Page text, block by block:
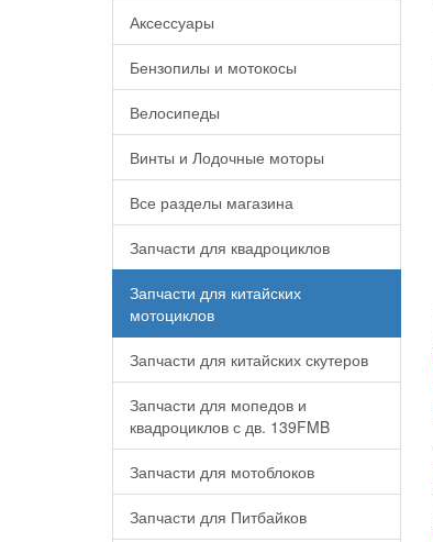
Аксессуары
Бензопилы и мотокосы
Велосипеды
Винты и Лодочные моторы
Все разделы магазина
Запчасти для квадроциклов
Запчасти для китайских
мотоциклов
Запчасти для китайских скутеров
Запчасти для мопедов и
квадроциклов с дв. 139FMB
Запчасти для мотоблоков
Запчасти для Питбайков